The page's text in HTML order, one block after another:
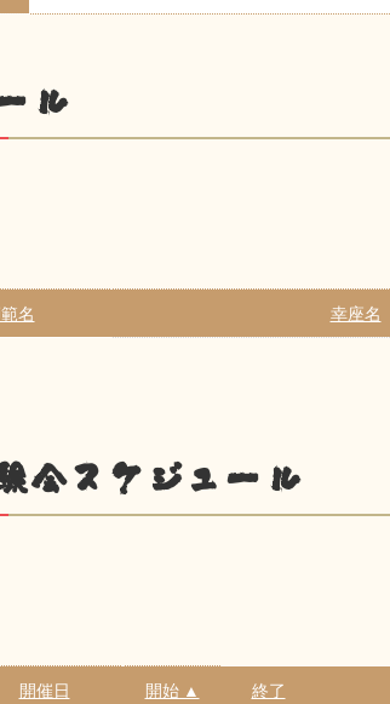
ル
名 幸座名
会スケジュール
開催日 開始 ▲ 終了